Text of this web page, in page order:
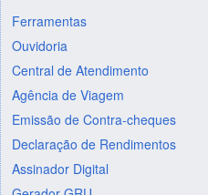
Ferramentas
Ouvidoria
Central de Atendimento
Agência de Viagem
Emissão de Contra-cheques
Declaração de Rendimentos
Assinador Digital